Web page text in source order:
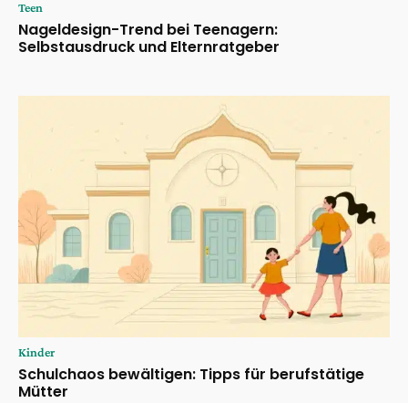
Teen
Nageldesign-Trend bei Teenagern:
Selbstausdruck und Elternratgeber
Kinder
Schulchaos bewältigen: Tipps für berufstätige
Mütter